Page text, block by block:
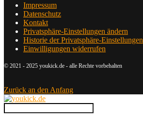
Impressum
Datenschutz
Kontakt
Privatsphäre-Einstellungen ändern
Historie der Privatsphäre-Einstellungen
Einwilligungen widerrufen
© 2021 - 2025 youkick.de - alle Rechte vorbehalten
Zurück an den Anfang